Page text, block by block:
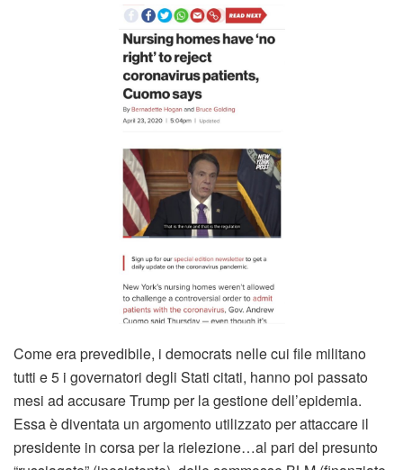
Come era prevedibile, i democrats nelle cui file militano
tutti e 5 i governatori degli Stati citati, hanno poi passato
mesi ad accusare Trump per la gestione dell’epidemia.
Essa è diventata un argomento utilizzato per attaccare il
presidente in corsa per la rielezione…al pari del presunto